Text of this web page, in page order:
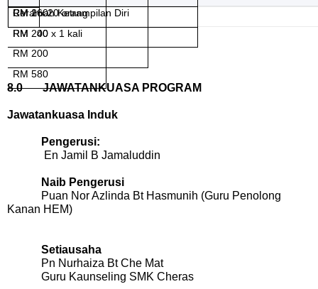
RM 160
RM 2 x 20 orang
RM
40
Ceramah Ketrampilan Diri
RM 200 x 1 kali
RM 200
RM 580
8.0 JAWATANKUASA PROGRAM
Jawatankuasa Induk
Pengerusi:
En Jamil B Jamaluddin
Naib Pengerusi
Puan Nor Azlinda Bt Hasmunih (Guru Penolong
Kanan HEM)
Setiausaha
Pn Nurhaiza Bt Che Mat
Guru Kaunseling SMK Cheras